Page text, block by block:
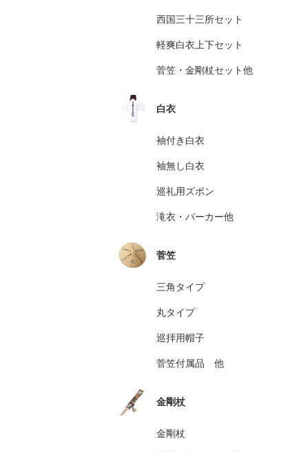
西国三十三所セット
軽爽白衣上下セット
菅笠・金剛杖セット他
白衣
袖付き白衣
袖無し白衣
巡礼用ズボン
滝衣・パーカー他
菅笠
三角タイプ
丸タイプ
巡拝用帽子
菅笠付属品 他
金剛杖
金剛杖